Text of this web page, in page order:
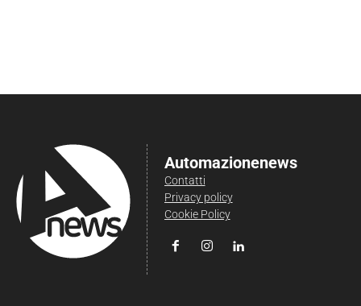
Automazionenews
Contatti
Privacy policy
Cookie Policy